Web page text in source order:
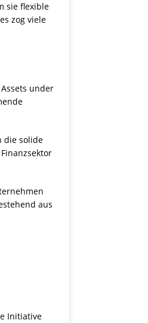
sie flexible
zog viele
under
die solide
aus
Initiative